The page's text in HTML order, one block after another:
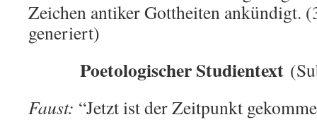
Zeichen antiker Gottheiten ankündigt.
generiert)
Poetologischer Studientext
Faust: “Jetzt ist der Zeitpunkt